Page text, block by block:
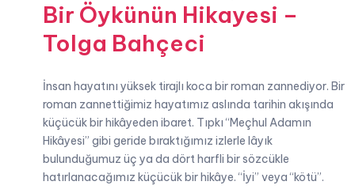
Bir Öykünün Hikayesi –
Tolga Bahçeci
İnsan hayatını yüksek tirajlı koca bir roman zannediyor. Bir
roman zannettiğimiz hayatımız aslında tarihin akışında
küçücük bir hikâyeden ibaret. Tıpkı “Meçhul Adamın
Hikâyesi” gibi geride bıraktığımız izlerle lâyık
bulunduğumuz üç ya da dört harfli bir sözcükle
hatırlanacağımız küçücük bir hikâye. “İyi” veya “kötü”.